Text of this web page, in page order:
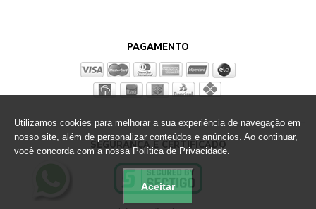
PAGAMENTO
SEGURANÇA E CERTIFICADO
Utilizamos cookies para melhorar a sua experiência de navegação em
nosso site, além de personalizar conteúdos e anúncios. Ao continuar,
você concorda com a nossa Política de Privacidade.
Aceitar